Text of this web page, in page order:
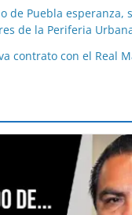
de Puebla esperanza,
de la Periferia
contrato con el Real